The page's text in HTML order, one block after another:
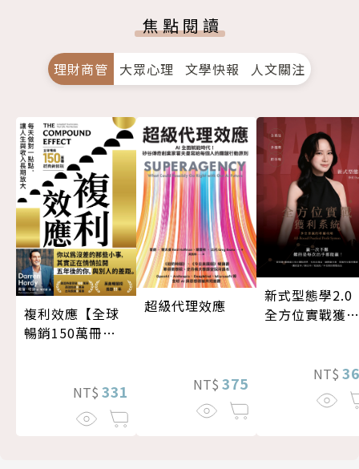
焦點閱讀
理財商管 大眾心理 文學快報 人文關注
複利效應【全球
暢銷150萬冊・
NT$ 331
超級代理效應
NT$ 375
新式型態學
全方位實戰獲利
NT$